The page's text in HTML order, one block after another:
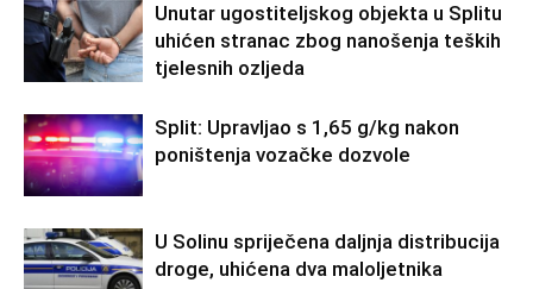
Unutar ugostiteljskog objekta u Splitu
uhićen stranac zbog nanošenja teških
tjelesnih ozljeda
Split: Upravljao s 1,65 g/kg nakon
poništenja vozačke dozvole
U Solinu spriječena daljnja distribucija
droge, uhićena dva maloljetnika